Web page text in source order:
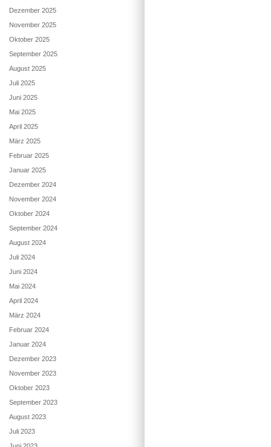
Dezember 2025
November 2025
Oktober 2025
September 2025
August 2025
Juli 2025
Juni 2025
Mai 2025
April 2025
März 2025
Februar 2025
Januar 2025
Dezember 2024
November 2024
Oktober 2024
September 2024
August 2024
Juli 2024
Juni 2024
Mai 2024
April 2024
März 2024
Februar 2024
Januar 2024
Dezember 2023
November 2023
Oktober 2023
September 2023
August 2023
Juli 2023